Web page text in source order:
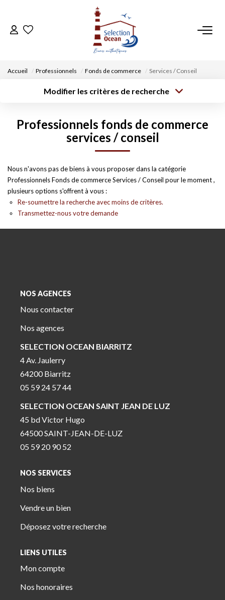
ACCUEIL
DÉPOSEZ VOTRE RECHERCHE
NOUS REJOINDRE
CONTACT
Accueil Professionnels Fonds de commerce Services / Conseil
Modifier les critères de recherche
Type de bien
Surface min
Professionnels fonds de commerce
services / conseil
Nous n'avons pas de biens à vous proposer dans la catégorie
Professionnels Fonds de commerce Services / Conseil pour le moment ,
plusieurs options s'offrent à vous :
Re-soumettre la recherche avec moins de critères.
Transmettez-nous votre demande
NOS AGENCES
Nous contacter
Nos agences
SELECTION OCEAN BIARRITZ
4 Av. Jaulerry
64200 Biarritz
05 59 24 57 44
SELECTION OCEAN SAINT JEAN DE LUZ
45 bd Victor Hugo
64500 SAINT-JEAN-DE-LUZ
05 59 20 90 52
NOS SERVICES
Nos biens
Vendre un bien
Déposez votre recherche
LIENS UTILES
Mon compte
Nos honoraires